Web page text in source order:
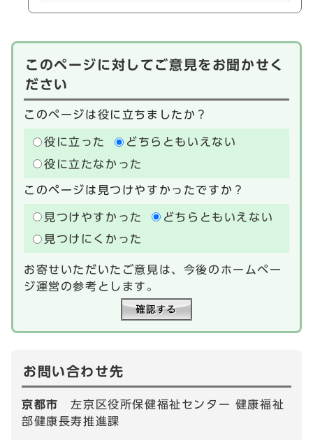
このページに対してご意見をお聞かせく
ださい
このページは役に立ちましたか？
役に立った
どちらともいえない
役に立たなかった
このページは見つけやすかったですか？
見つけやすかった
どちらともいえない
見つけにくかった
お寄せいただいたご意見は、今後のホームペー
ジ運営の参考とします。
お問い合わせ先
京都市左京区役所保健福祉センター 健康福祉
部健康長寿推進課